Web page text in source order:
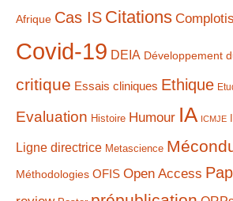
Afrique Cas IS Citations
Covid-19 DEIA Développement
critique Essais cliniques Ethique
Evaluation Histoire Humour IA ICMJE
Ligne directrice Metascience
Méthodologies OFIS Open Access